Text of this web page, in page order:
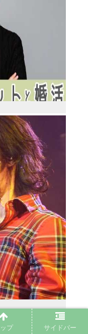
ップ サイドバー